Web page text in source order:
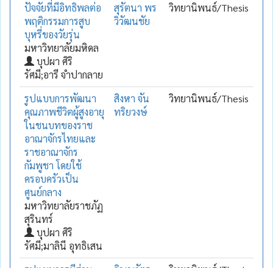
ปัจจัยที่มีอิทธิพลต่อ
พฤติกรรมการสูบ
บุหรี่ของวัยรุ่น
มหาวิทยาลัยมหิดล
บุปผา ศิริ
รัศมี;อารี จำปากลาย
สุรัตนา พร
วิวัฒนชัย
วิทยานิพนธ์/Thesis
รูปแบบการพัฒนา
คุณภาพชีวิตผู้สูงอายุ
ในชนบทของราช
อาณาจักรไทยและ
ราชอาณาจักร
กัมพูชา โดยใช้
ครอบครัวเป็น
ศูนย์กลาง
มหาวิทยาลัยราชภัฏ
สุรินทร์
บุปผา ศิริ
รัศมี;มาลินี อุทธิเสน
สิงหา จัน
ทริยวงษ์
วิทยานิพนธ์/Thesis